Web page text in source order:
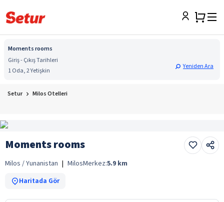
Moments rooms
Giriş - Çıkış Tarihleri
1 Oda, 2 Yetişkin
Yeniden Ara
Setur Milos Otelleri
Moments rooms
Milos / Yunanistan | MilosMerkez:5.9 km
Haritada Gör